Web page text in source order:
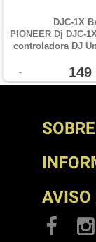
DJC-1X
PIONEER Dj DJC-
controladora DJ
adaptarse a DDJ-
DDJ-SX, DDJ-SX2
vibraciones y
149
AVISO